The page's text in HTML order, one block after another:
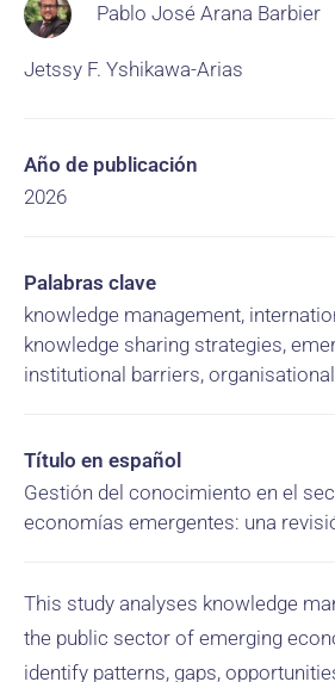
Pablo José Arana Barbier
Jetssy F. Yshikawa-Arias
Año de publicación
2026
Palabras clave
knowledge management,
knowledge sharing strategies,
institutional barriers,
Título en español
Gestión del conocimiento en el
economías emergentes: una
This study analyses knowledge
the public sector of emerging
identify patterns, gaps,